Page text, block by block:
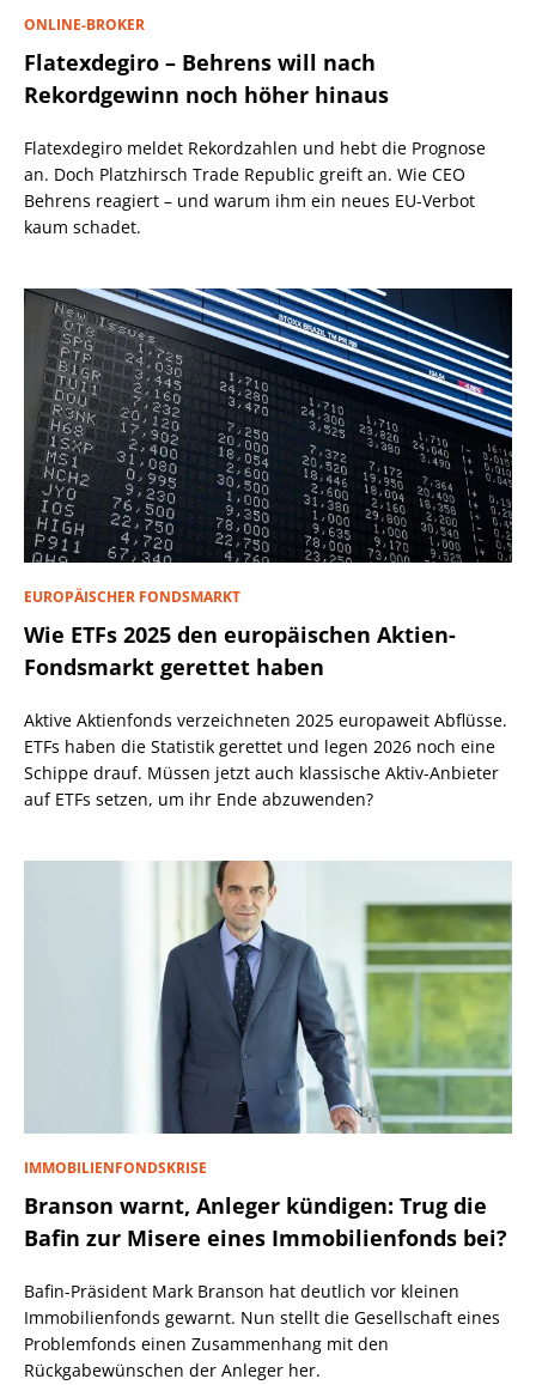
ONLINE-BROKER
Flatexdegiro – Behrens will nach
Rekordgewinn noch höher hinaus
Flatexdegiro meldet Rekordzahlen und hebt die Prognose
an. Doch Platzhirsch Trade Republic greift an. Wie CEO
Behrens reagiert – und warum ihm ein neues EU-Verbot
kaum schadet.
EUROPÄISCHER FONDSMARKT
Wie ETFs 2025 den europäischen Aktien-
Fondsmarkt gerettet haben
Aktive Aktienfonds verzeichneten 2025 europaweit Abflüsse.
ETFs haben die Statistik gerettet und legen 2026 noch eine
Schippe drauf. Müssen jetzt auch klassische Aktiv-Anbieter
auf ETFs setzen, um ihr Ende abzuwenden?
IMMOBILIENFONDSKRISE
Branson warnt, Anleger kündigen: Trug die
Bafin zur Misere eines Immobilienfonds bei?
Bafin-Präsident Mark Branson hat deutlich vor kleinen
Immobilienfonds gewarnt. Nun stellt die Gesellschaft eines
Problemfonds einen Zusammenhang mit den
Rückgabewünschen der Anleger her.